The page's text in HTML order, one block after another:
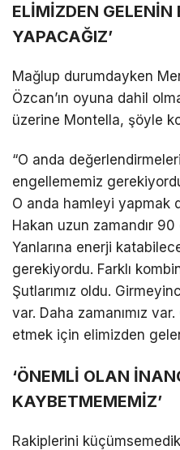
ELİMİZDEN GELENİN
YAPACAĞIZ’
Mağlup durumdayken
Özcan’ın oyuna dahil
üzerine Montella, şöyle
“O anda
engellememiz
O anda hamleyi yapmak
Hakan uzun zamandır 90
Yanlarına enerji
gerekiyordu. Farklı
Şutlarımız oldu.
var. Daha zamanımız
etmek için elimizden
‘ÖNEMLİ OLAN
KAYBETMEMEMİZ’
Rakiplerini